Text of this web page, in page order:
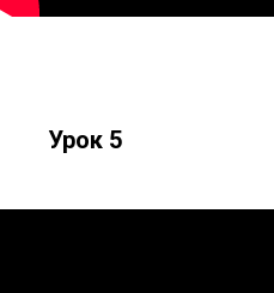
Урок 5